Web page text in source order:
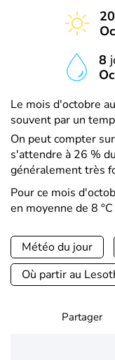
20
8
Le mois d'octobre
souvent par un
On peut compter
s'attendre à 26 %
généralement très
Pour ce mois
en moyenne de 8
Météo du jour
Où partir au
Partager